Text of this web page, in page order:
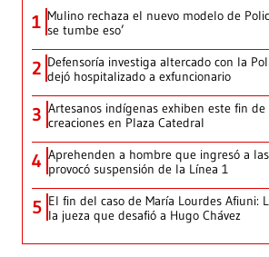
1 Mulino rechaza el nuevo modelo de
se tumbe eso’
2 Defensoría investiga altercado con la
dejó hospitalizado a exfuncionario
3 Artesanos indígenas exhiben este fin de
creaciones en Plaza Catedral
4 Aprehenden a hombre que ingresó a
provocó suspensión de la Línea 1
5 El fin del caso de María Lourdes Afiuni:
la jueza que desafió a Hugo Chávez